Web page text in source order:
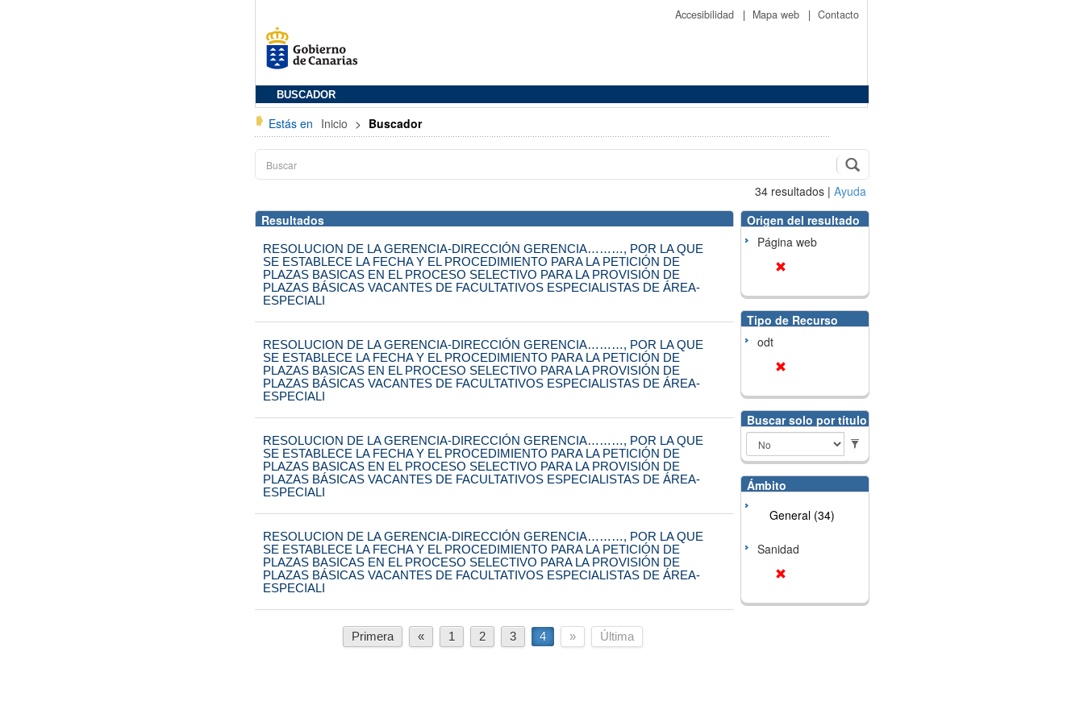
Accesibilidad | Mapa web | Contacto
BUSCADOR
Estás en Inicio > Buscador
34 resultados | Ayuda
Resultados
RESOLUCION DE LA GERENCIA-DIRECCIÓN GERENCIA………, POR LA QUE
SE ESTABLECE LA FECHA Y EL PROCEDIMIENTO PARA LA PETICIÓN DE
PLAZAS BASICAS EN EL PROCESO SELECTIVO PARA LA PROVISIÓN DE
PLAZAS BÁSICAS VACANTES DE FACULTATIVOS ESPECIALISTAS DE ÁREA-
ESPECIALI
RESOLUCION DE LA GERENCIA-DIRECCIÓN GERENCIA………, POR LA QUE
SE ESTABLECE LA FECHA Y EL PROCEDIMIENTO PARA LA PETICIÓN DE
PLAZAS BASICAS EN EL PROCESO SELECTIVO PARA LA PROVISIÓN DE
PLAZAS BÁSICAS VACANTES DE FACULTATIVOS ESPECIALISTAS DE ÁREA-
ESPECIALI
RESOLUCION DE LA GERENCIA-DIRECCIÓN GERENCIA………, POR LA QUE
SE ESTABLECE LA FECHA Y EL PROCEDIMIENTO PARA LA PETICIÓN DE
PLAZAS BASICAS EN EL PROCESO SELECTIVO PARA LA PROVISIÓN DE
PLAZAS BÁSICAS VACANTES DE FACULTATIVOS ESPECIALISTAS DE ÁREA-
ESPECIALI
RESOLUCION DE LA GERENCIA-DIRECCIÓN GERENCIA………, POR LA QUE
SE ESTABLECE LA FECHA Y EL PROCEDIMIENTO PARA LA PETICIÓN DE
PLAZAS BASICAS EN EL PROCESO SELECTIVO PARA LA PROVISIÓN DE
PLAZAS BÁSICAS VACANTES DE FACULTATIVOS ESPECIALISTAS DE ÁREA-
ESPECIALI
Primera « 1 2 3 4 » Última
Origen del resultado
Página web
Tipo de Recurso
odt
Buscar solo por título
Ámbito
General (34)
Sanidad